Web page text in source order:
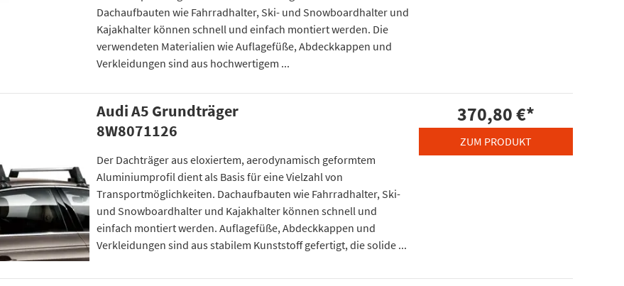
Dachaufbauten wie Fahrradhalter, Ski- und Snowboardhalter und
Kajakhalter können schnell und einfach montiert werden. Die
verwendeten Materialien wie Auflagefüße, Abdeckkappen und
Verkleidungen sind aus hochwertigem ...
Audi A5 Grundträger
8W8071126
Der Dachträger aus eloxiertem, aerodynamisch geformtem
Aluminiumprofil dient als Basis für eine Vielzahl von
Transportmöglichkeiten. Dachaufbauten wie Fahrradhalter, Ski-
und Snowboardhalter und Kajakhalter können schnell und
einfach montiert werden. Auflagefüße, Abdeckkappen und
Verkleidungen sind aus stabilem Kunststoff gefertigt, die solide ...
370,80 €*
ZUM PRODUKT